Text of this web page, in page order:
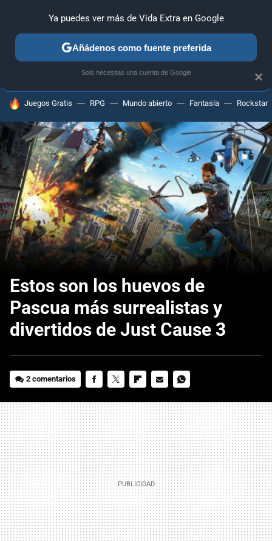
MENÚ NUEVO
GUÍAS Y TRUCOS PC SONY
HOY SE HABLA DE
Juegos Gratis RPG Mundo abierto Fantasía Rockstar
Estos son los huevos de
Pascua más surrealistas y
divertidos de Just Cause 3
2 comentarios
MAIL
×
Ya puedes ver más de Vida Extra en Google
Añádenos como fuente preferida
Solo necesitas una cuenta de Google